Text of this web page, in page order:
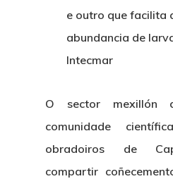
e outro que facilita
abundancia de
Intecmar
O sector
comunidade
obradoiros de
compartir